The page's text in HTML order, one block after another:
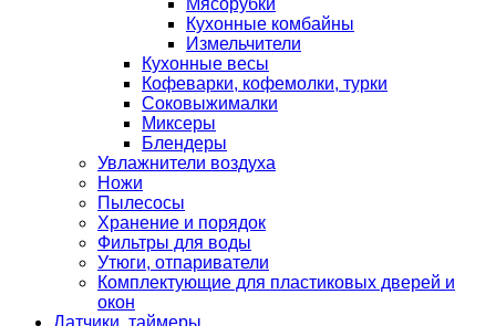
Мясорубки
Кухонные комбайны
Измельчители
Кухонные весы
Кофеварки, кофемолки, турки
Соковыжималки
Миксеры
Блендеры
Увлажнители воздуха
Ножи
Пылесосы
Хранение и порядок
Фильтры для воды
Утюги, отпариватели
Комплектующие для пластиковых дверей и
окон
Датчики, таймеры